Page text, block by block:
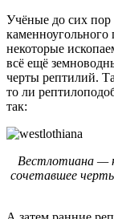
Учёные до сих пор
каменноугольного
некоторые
всё ещё
черты рептилий.
то ли
так:
Вестлотиана —
сочетавшее